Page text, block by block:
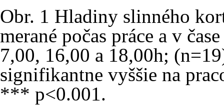
Obr. 1 Hladiny slinného
merané počas práce a v
7,00, 16,00 a 18,00h;
signifikantne vyššie na
*** p<0.001.